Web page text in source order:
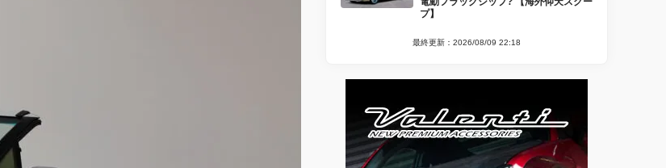
プ】
最終更新：2026/08/09 22:18